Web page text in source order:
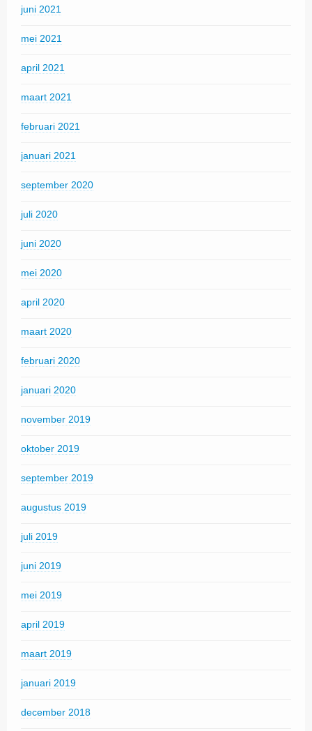
juni 2021
mei 2021
april 2021
maart 2021
februari 2021
januari 2021
september 2020
juli 2020
juni 2020
mei 2020
april 2020
maart 2020
februari 2020
januari 2020
november 2019
oktober 2019
september 2019
augustus 2019
juli 2019
juni 2019
mei 2019
april 2019
maart 2019
januari 2019
december 2018